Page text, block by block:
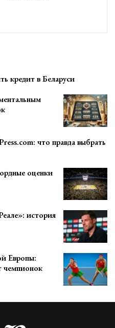
кредит в Беларуси
что правда выбрать
оценки
история
Европы:
чемпионок